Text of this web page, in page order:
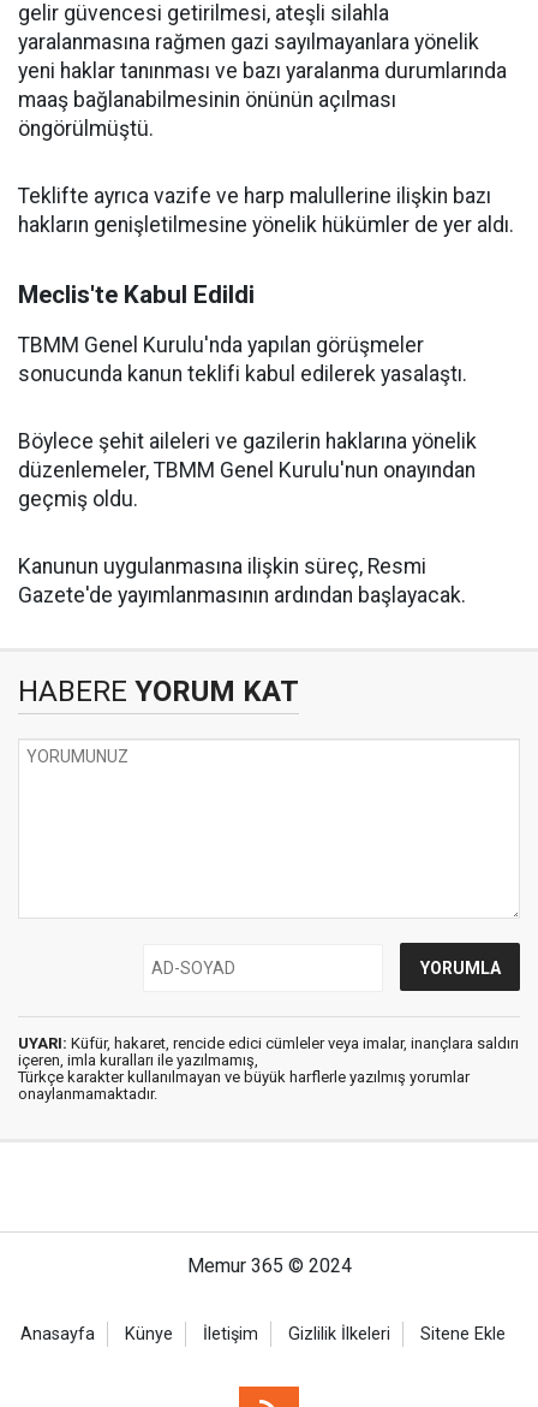
gelir güvencesi getirilmesi, ateşli silahla
yaralanmasına rağmen gazi sayılmayanlara yönelik
yeni haklar tanınması ve bazı yaralanma durumlarında
maaş bağlanabilmesinin önünün açılması
öngörülmüştü.
Teklifte ayrıca vazife ve harp malullerine ilişkin bazı
hakların genişletilmesine yönelik hükümler de yer aldı.
Meclis'te Kabul Edildi
TBMM Genel Kurulu'nda yapılan görüşmeler
sonucunda kanun teklifi kabul edilerek yasalaştı.
Böylece şehit aileleri ve gazilerin haklarına yönelik
düzenlemeler, TBMM Genel Kurulu'nun onayından
geçmiş oldu.
Kanunun uygulanmasına ilişkin süreç, Resmi
Gazete'de yayımlanmasının ardından başlayacak.
HABERE YORUM KAT
UYARI: Küfür, hakaret, rencide edici cümleler veya imalar, inançlara saldırı
içeren, imla kuralları ile yazılmamış,
Türkçe karakter kullanılmayan ve büyük harflerle yazılmış yorumlar
onaylanmamaktadır.
Memur 365 © 2024
Anasayfa Künye İletişim Gizlilik İlkeleri Sitene Ekle